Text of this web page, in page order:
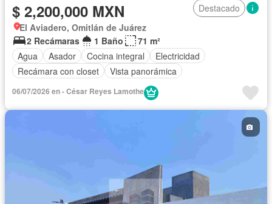
$ 2,200,000 MXN
Destacado
El Aviadero, Omitlán de Juárez
2 Recámaras
1 Baño
71 m²
Agua
Asador Cocina integral
Electricidad
Recámara con closet
Vista panorámica
06/07/2026 en - César Reyes Lamothe